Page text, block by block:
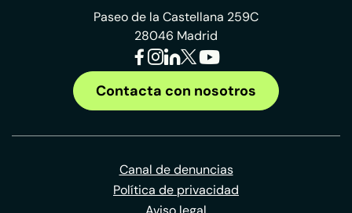
Paseo de la Castellana 259C
28046 Madrid
Contacta con nosotros
Canal de denuncias
Política de privacidad